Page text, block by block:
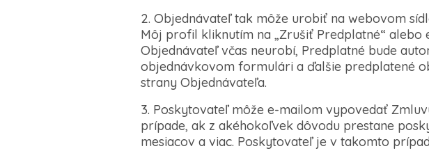
2. Objednávateľ tak môže urobiť na webovom
Môj profil kliknutím na „Zrušiť Predplatné“ alebo
Objednávateľ včas neurobí, Predplatné bude
objednávkovom formulári a ďalšie predplatené
strany Objednávateľa.
3. Poskytovateľ môže e-mailom vypovedať
prípade, ak z akéhokoľvek dôvodu prestane
mesiacov a viac. Poskytovateľ je v takomto